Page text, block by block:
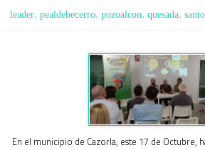
leader, pealdebecerro, pozoalcon, quesada,
En el municipio de Cazorla, este 17 de Octubre,